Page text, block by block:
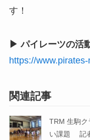
す！
▶ パイレーツの活
https://
関連記事
TRM 生駒ク
い課題 記